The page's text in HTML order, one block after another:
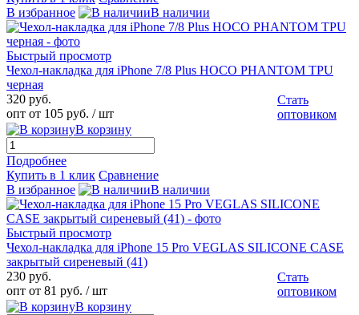
В избранное
В наличии
Быстрый просмотр
Чехол-накладка для iPhone 7/8 Plus HOCO PHANTOM TPU
черная
320 руб.
опт от 105 руб. / шт
Стать
оптовиком
В корзину
Подробнее
Купить в 1 клик Сравнение
В избранное
В наличии
Быстрый просмотр
Чехол-накладка для iPhone 15 Pro VEGLAS SILICONE CASE
закрытый сиреневый (41)
230 руб.
опт от 81 руб. / шт
Стать
оптовиком
В корзину